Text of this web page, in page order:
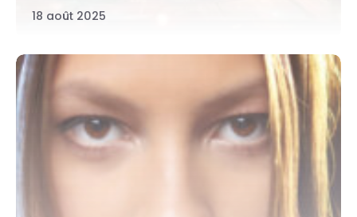
18 août 2025